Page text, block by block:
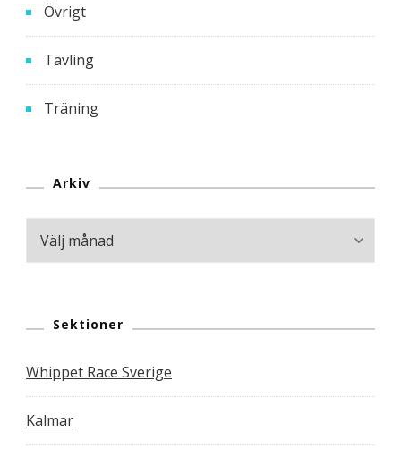
Övrigt
Tävling
Träning
Arkiv
Sektioner
Whippet Race Sverige
Kalmar